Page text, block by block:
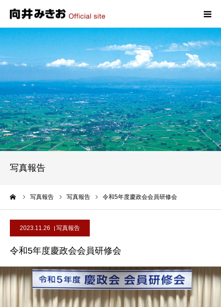
写真報告
写真報告 写真報告 令和5年度慶政会会員研修会
2023.11.26 写真報告
令和5年度慶政会会員研修会
HOME
プロフィール
政策
活動報告